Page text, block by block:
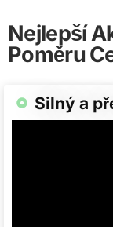
Nejlepší
Poměru
Silný a